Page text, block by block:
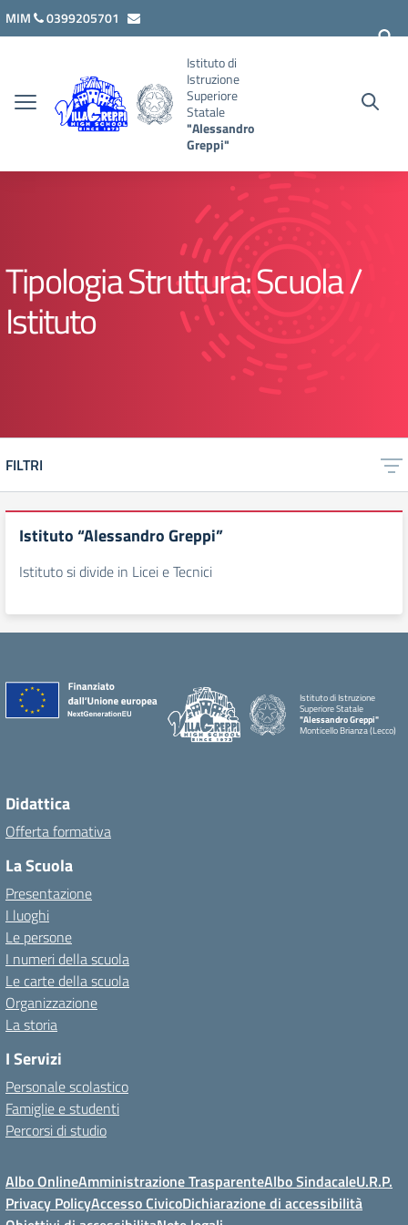
Vai ai contenuti
Vai al menu di navigazione
Vai al footer
MIM
0399205701
Istituto di
Istruzione
Superiore
Statale
"Alessandro
Greppi"
Tipologia Struttura:Scuola /
Istituto
FILTRI
Istituto “Alessandro Greppi”
Istituto si divide in Licei e Tecnici
Istituto di Istruzione
Superiore Statale
"Alessandro Greppi"
Monticello Brianza (Lecco)
Didattica
Offerta formativa
La Scuola
Presentazione
I luoghi
Le persone
I numeri della scuola
Le carte della scuola
Organizzazione
La storia
I Servizi
Personale scolastico
Famiglie e studenti
Percorsi di studio
Albo OnlineAmministrazione TrasparenteAlbo SindacaleU.R.P.
Privacy PolicyAccesso CivicoDichiarazione di accessibilità